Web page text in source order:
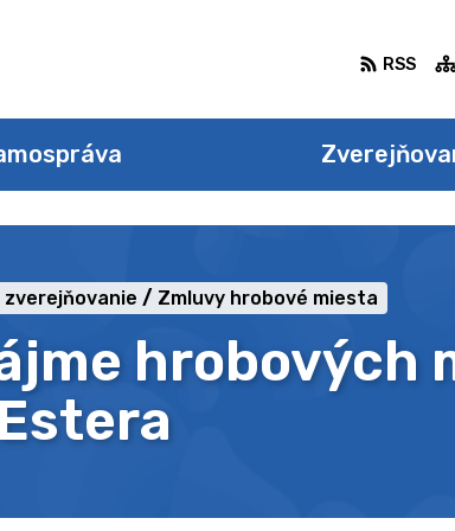
RSS
hrobových
zverejňovanie Zmluvy hrobové miesta